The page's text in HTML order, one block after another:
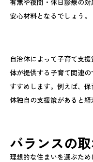
安心材料となるでしょう。
自治体によって子育て支
体が提供する子育て関連
すすめします。例えば、
体独自の支援策があると経
バランスの
理想的な住まいを選ぶた